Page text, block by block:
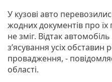
У кузові авто
жодних документів про
не зміг. Відтак
з’ясування усіх
провадження, - повідомляє
області.